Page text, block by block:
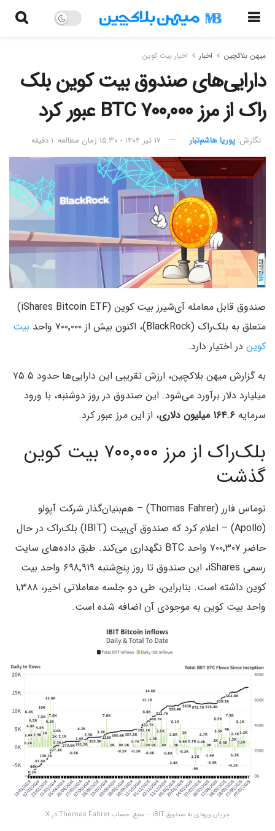
میهن بلاکچین اخبار اخبار بیت کوین
دارایی‌های صندوق بیت کوین بلک
راک از مرز ۷۰۰,۰۰۰ BTC عبور کرد
نگارش:‌ پوریا هاشم‌تبار ۱۷ تیر ۱۴۰۴ - ۱۵:۳۰ زمان مطالعه: ۱ دقیقه
صندوق قابل معامله آی‌شیرز بیت کوین (iShares Bitcoin ETF)
متعلق به بلک‌راک (BlackRock)، اکنون بیش از ۷۰۰٬۰۰۰ واحد
بیت
کوین در اختیار دارد.
به گزارش میهن بلاکچین، ارزش تقریبی این دارایی‌ها حدود ۷۵.۵
میلیارد دلار برآورد می‌شود. این صندوق در روز دوشنبه، با ورود
سرمایه ۱۶۴.۶ میلیون دلاری ، از این مرز عبور کرد.
بلک‌راک از مرز ۷۰۰٬۰۰۰ بیت کوین
گذشت
توماس فارر (Thomas Fahrer) – هم‌بنیان‌گذار شرکت آپولو
(Apollo) – اعلام کرد که صندوق ‌آی‌بیت (IBIT) بلک‌راک در حال
حاضر ۷۰۰٬۳۰۷ واحد BTC نگهداری می‌کند. طبق داده‌های سایت
رسمی iShares، این صندوق تا روز پنج‌شنبه ۶۹۸٬۹۱۹ واحد بیت
کوین داشته است. بنابراین، طی دو جلسه معاملاتی اخیر، ۱٬۳۸۸
واحد بیت کوین به موجودی آن اضافه شده است.
جریان ورودی به صندوق IBIT – منبع: حساب Thomas Fahrer در X